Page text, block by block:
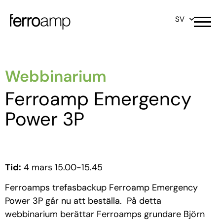
SV
Webbinarium
Ferroamp Emergency
Power 3P
Tid: 4 mars 15.00-15.45
Ferroamps trefasbackup Ferroamp Emergency
Power 3P går nu att beställa. På detta
webbinarium berättar Ferroamps grundare Björn